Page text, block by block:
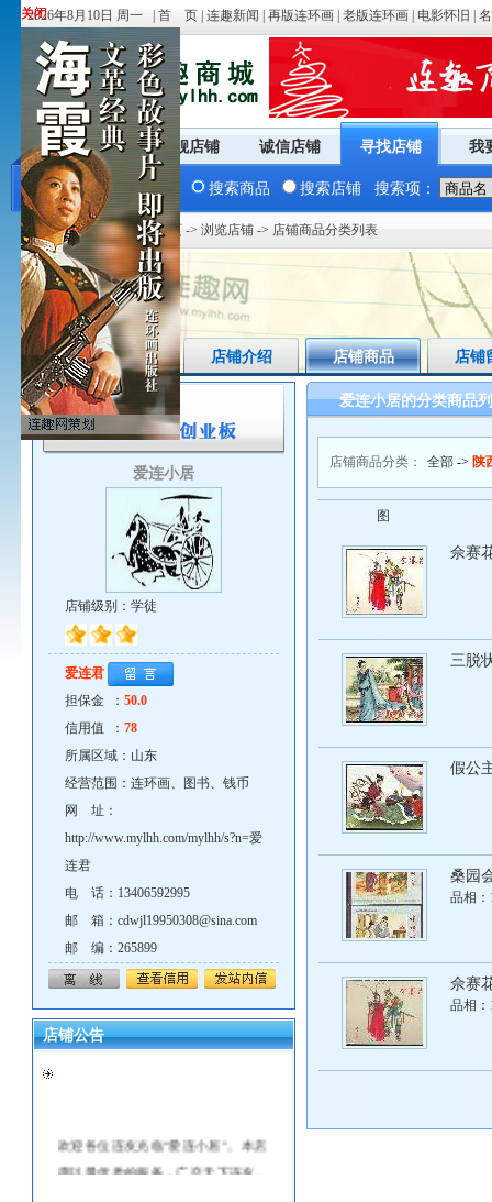
关闭
关闭
2026年8月10日 周一 | 首 页 连趣新闻 再版连环画 老版连环画 电影怀旧
商城首页 旗舰店铺 诚信店铺 寻找店铺 我
搜索商品 搜索店铺 搜索项：
您现在的位置：商城首页 -> 浏览店铺 -> 店铺商品分类列表
店铺首页 店铺介绍 店铺商品 店铺
爱连小居
店铺级别：学徒
爱连君
担保金 ： 50.0
信用值 ： 78
所属区域：山东
经营范围：连环画、图书、钱币
网 址：
http://www.mylhh.com/mylhh/s?n=爱
连君
电 话：13406592995
邮 箱：cdwjl19950308@sina.com
邮 编：265899
店铺公告
欢迎各位连友光临“爱连小居”。本店
愿以最优质的服务，广交天下连友。
爱连小居的分类商品
店铺商品分类： 全部 -> 陕
图
佘赛
三脱
假公
桑园
品相：
佘赛
品相：